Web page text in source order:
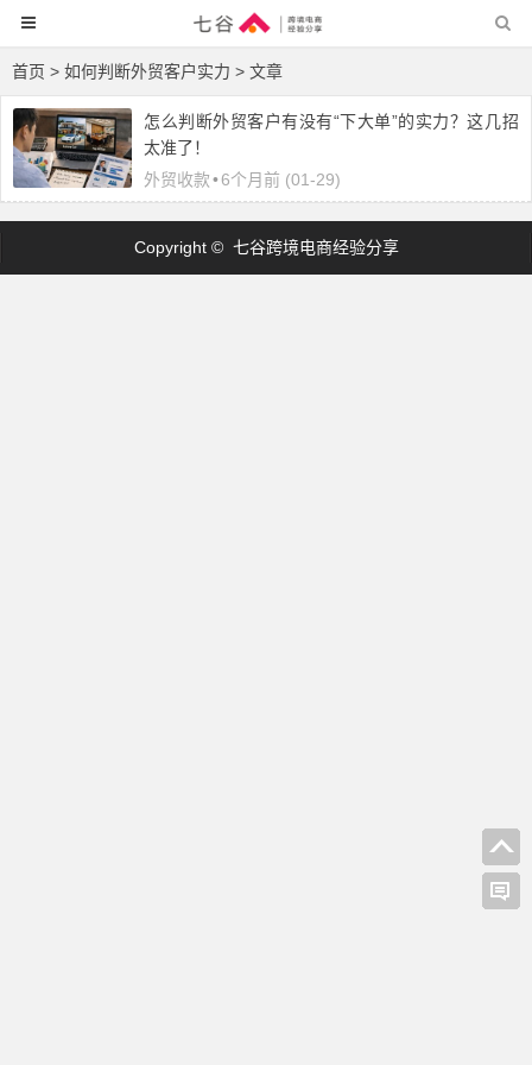
首页 > 如何判断外贸客户实力 > 文章
怎么判断外贸客户有没有“下大单”的实力？这几招
太准了！
外贸收款•6个月前 (01-29)
Copyright © 七谷跨境电商经验分享